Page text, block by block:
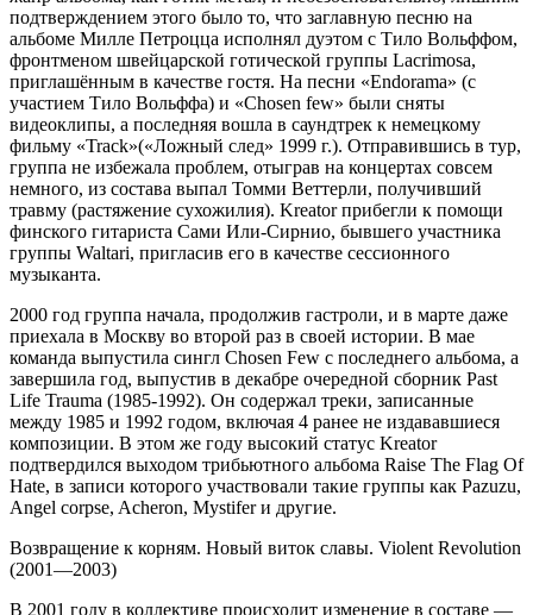
подтверждением этого было то, что заглавную песню на
альбоме Милле Петроцца исполнял дуэтом с Тило Вольффом,
фронтменом швейцарской готической группы Lacrimosa,
приглашённым в качестве гостя. На песни «Endorama» (с
участием Тило Вольффа) и «Chosen few» были сняты
видеоклипы, а последняя вошла в саундтрек к немецкому
фильму «Track»(«Ложный след» 1999 г.). Отправившись в тур,
группа не избежала проблем, отыграв на концертах совсем
немного, из состава выпал Томми Веттерли, получивший
травму (растяжение сухожилия). Kreator прибегли к помощи
финского гитариста Сами Или-Сирнио, бывшего участника
группы Waltari, пригласив его в качестве сессионного
музыканта.
2000 год группа начала, продолжив гастроли, и в марте даже
приехала в Москву во второй раз в своей истории. В мае
команда выпустила сингл Chosen Few с последнего альбома, а
завершила год, выпустив в декабре очередной сборник Past
Life Trauma (1985-1992). Он содержал треки, записанные
между 1985 и 1992 годом, включая 4 ранее не издававшиеся
композиции. В этом же году высокий статус Kreator
подтвердился выходом трибьютного альбома Raise The Flag Of
Hate, в записи которого участвовали такие группы как Pazuzu,
Angel corpse, Acheron, Mystifer и другие.
Возвращение к корням. Новый виток славы. Violent Revolution
(2001—2003)
В 2001 году в коллективе происходит изменение в составе —